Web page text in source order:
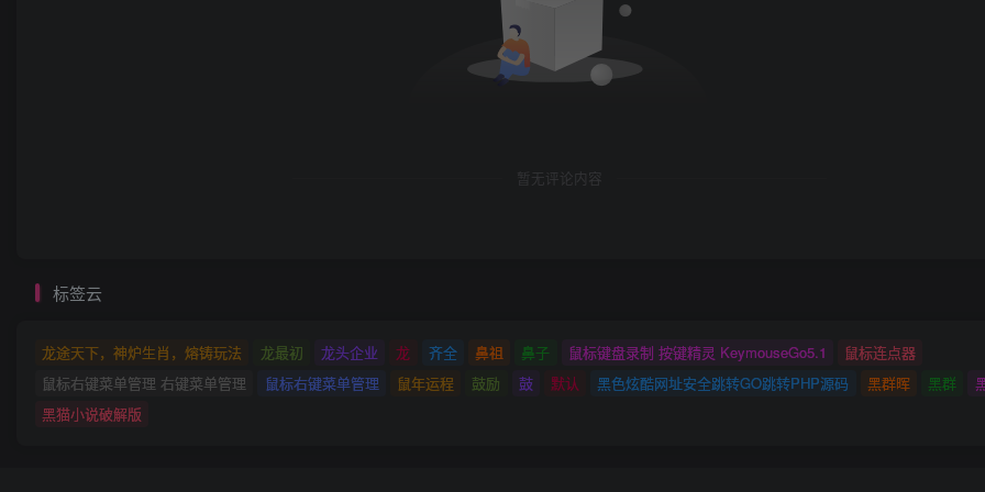
暂无评论内容
标签云
龙途天下，神炉生肖，熔铸玩法 龙最初 龙头企业 龙 齐全 鼻祖 鼻子 鼠标键盘录制 按键精灵 KeymouseGo5.1
鼠标连点器
鼠标右键菜单管理 右键菜单管理
鼠标右键菜单管理 鼠年运程 鼓励 鼓 默认 黑色炫酷网址安全跳转GO跳转PHP源码 黑群晖 黑群
黑猫小说破解版